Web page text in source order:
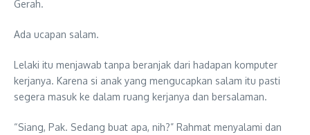
Gerah.
Ada ucapan salam.
Lelaki itu menjawab tanpa beranjak dari hadapan komputer
kerjanya. Karena si anak yang mengucapkan salam itu pasti
segera masuk ke dalam ruang kerjanya dan bersalaman.
“Siang, Pak. Sedang buat apa, nih?” Rahmat menyalami dan